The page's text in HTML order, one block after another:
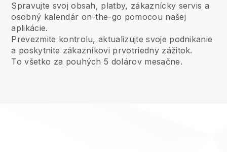
Spravujte svoj obsah, platby, zákaznícky servis a
osobný kalendár on-the-go pomocou našej
aplikácie.
Prevezmite kontrolu, aktualizujte svoje podnikanie
a poskytnite zákazníkovi prvotriedny zážitok.
To všetko za pouhých 5 dolárov mesačne.